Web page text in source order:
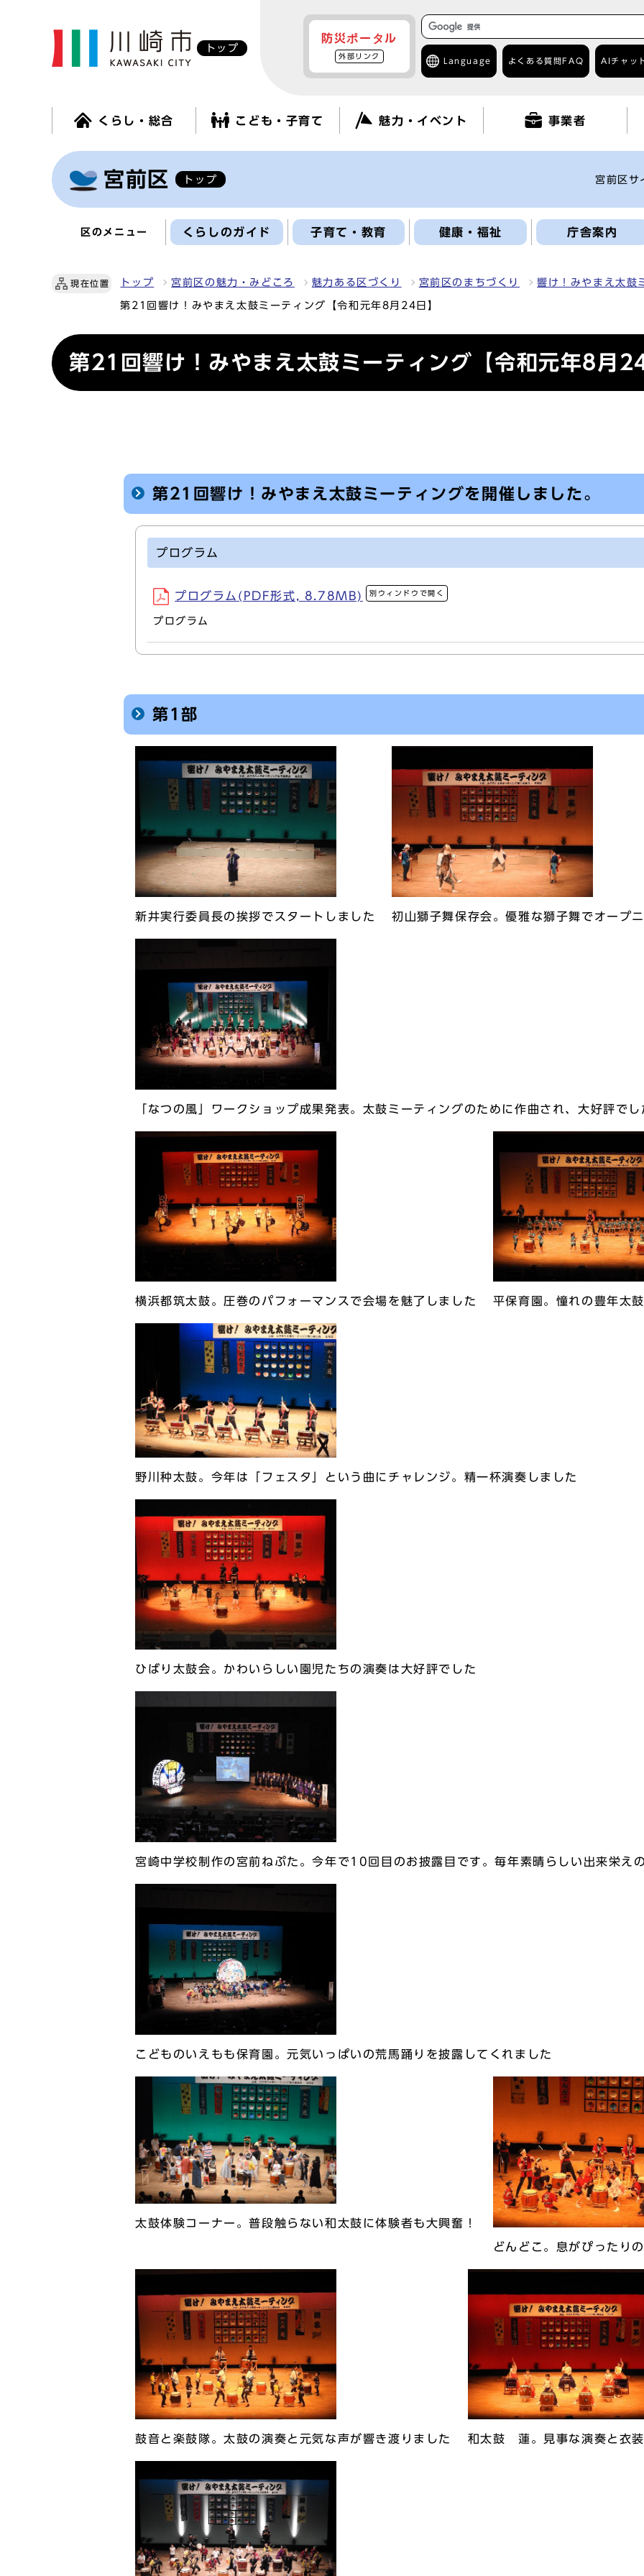
トップ
防災ポータル
外部リンク
Language よくある質問 FAQ AIチャッ
くらし・総合 こども・子育て 魅力・イベント 事業者
宮前区 トップ 宮前区サ
区のメニュー くらしのガイド 子育て・教育 健康・福祉 庁舎案内
現在位置 トップ 宮前区の魅力・みどころ 魅力ある区づくり 宮前区のまちづくり 響け！みやまえ太鼓
第21回響け！みやまえ太鼓ミーティング【令和元年8月24日】
第21回響け！みやまえ太鼓ミーティング【令和元年8月
第21回響け！みやまえ太鼓ミーティングを開催しました。
プログラム
プログラム(PDF形式, 8.78MB) 別ウィンドウで開く
プログラム
第1部
新井実行委員長の挨拶でスタートしました 初山獅子舞保存会。優雅な獅子舞でオープ
「なつの風」ワークショップ成果発表。太鼓ミーティングのために作曲され、大好評でし
横浜都筑太鼓。圧巻のパフォーマンスで会場を魅了しました 平保育園。憧れの豊年太
野川种太鼓。今年は「フェスタ」という曲にチャレンジ。精一杯演奏しました
ひばり太鼓会。かわいらしい園児たちの演奏は大好評でした
宮崎中学校制作の宮前ねぷた。今年で10回目のお披露目です。毎年素晴らしい出来栄え
こどものいえもも保育園。元気いっぱいの荒馬踊りを披露してくれました
太鼓体験コーナー。普段触らない和太鼓に体験者も大興奮！
どんどこ。息がぴったり
鼓音と楽鼓隊。太鼓の演奏と元気な声が響き渡りました 和太鼓 蓮。見事な演奏と衣